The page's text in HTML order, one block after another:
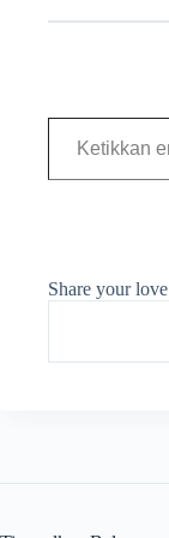
Share your love